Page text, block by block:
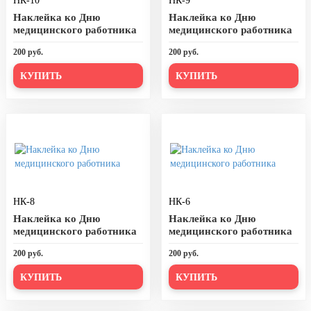
День города Москвы (первая суббота
сентября)
День нефтяника (первое воскресенье
сентября)
8 сентября, День танкиста (второе
5 октября, День учителя
25 октября, День Таможенника
Российской Федерации
Хэллоуин
4 ноября, День народного единства
Наклейка ко Дню
медицинского работника
200 руб.
КУПИТЬ
Наклейка ко Дню
медицинского работника
200 руб.
КУПИТЬ
НК-8
Наклейка ко Дню
медицинского работника
200 руб.
КУПИТЬ
НК-6
Наклейка ко Дню
медицинского работника
200 руб.
КУПИТЬ